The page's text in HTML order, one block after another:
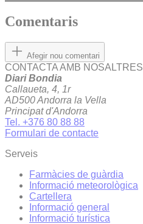
Comentaris
Afegir nou comentari
CONTACTA AMB NOSALTRES
Diari Bondia
Callaueta, 4, 1r
AD500 Andorra la Vella
Principat d'Andorra
Tel. +376 80 88 88
Formulari de contacte
Serveis
Farmàcies de guàrdia
Informació meteorològica
Cartellera
Informació general
Informació turística